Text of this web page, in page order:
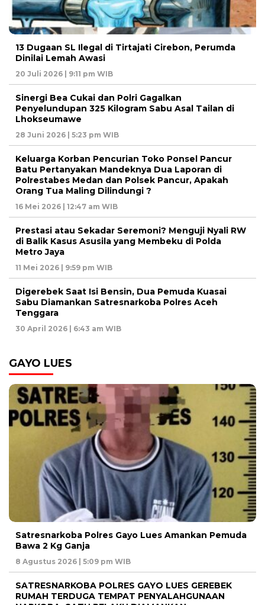
13 Dugaan SL Ilegal di Tirtajati Cirebon, Perumda
Dinilai Lemah Awasi
20 Juli 2026 | 9:11 pm WIB
Sinergi Bea Cukai dan Polri Gagalkan
Penyelundupan 325 Kilogram Sabu Asal Tailan di
Lhokseumawe
28 Juni 2026 | 5:23 pm WIB
Keluarga Korban Pencurian Toko Ponsel Pancur
Batu Pertanyakan Mandeknya Dua Laporan di
Polrestabes Medan dan Polsek Pancur, Apakah
Orang Tua Maling Dilindungi ?
16 Mei 2026 | 12:47 am WIB
Prestasi atau Sekadar Seremoni? Menguji Nyali RW
di Balik Kasus Asusila yang Membeku di Polda
Metro Jaya
11 Mei 2026 | 9:59 pm WIB
Digerebek Saat Isi Bensin, Dua Pemuda Kuasai
Sabu Diamankan Satresnarkoba Polres Aceh
Tenggara
30 April 2026 | 6:43 am WIB
GAYO LUES
Satresnarkoba Polres Gayo Lues Amankan Pemuda
Bawa 2 Kg Ganja
8 Agustus 2026 | 5:09 pm WIB
SATRESNARKOBA POLRES GAYO LUES GEREBEK
RUMAH TERDUGA TEMPAT PENYALAHGUNAAN